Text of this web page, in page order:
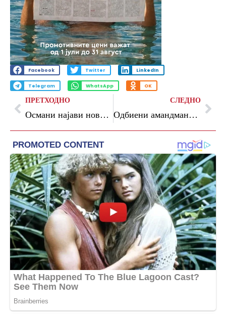
Facebook Twitter LinkedIn
Telegram WhatsApp OK
ПРЕТХОДНО
Османи најави нова водечка иницијатива на Претседателството со ОБСЕ: Борба против корупцијата во регионот на ЈИЕ
СЛЕДНО
Одбиени амандмани на ВМРО-ДПМНЕ за предложените измени на Законот за работни односи